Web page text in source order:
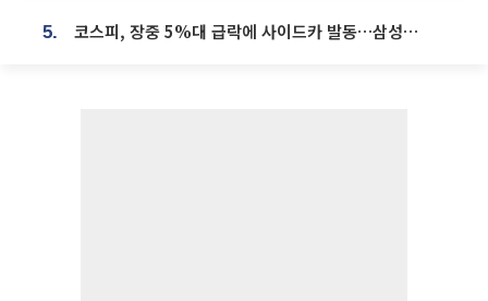
5. 코스피, 장중 5%대 급락에 사이드카 발동…삼성·SK 동반 폭락